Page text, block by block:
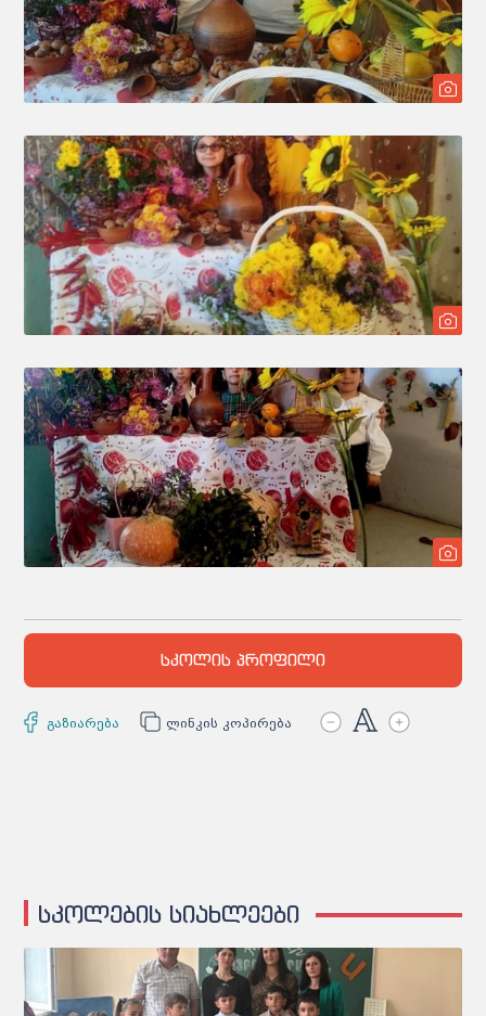
სკოლის პროფილი
გაზიარება ლინკის კოპირება
სკოლების სიახლეები